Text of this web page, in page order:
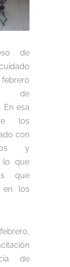
de
de
En esa
los
con
y
lo que
que
en los
de